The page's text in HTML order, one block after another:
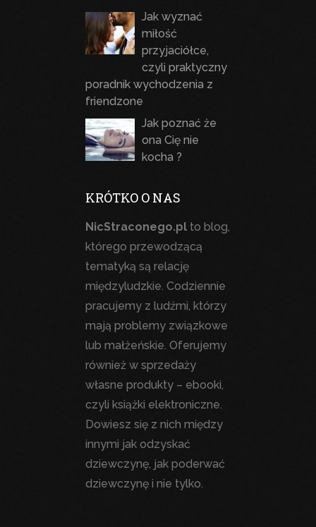
Jak wyznać
miłość
przyjaciółce,
czyli praktyczny
poradnik wychodzenia z
friendzone
Jak poznać że
ona Cię nie
kocha ?
KRÓTKO O NAS
NicStraconego.pl to blog,
którego przewodzącą
tematyką są relację
międzyludzkie. Codziennie
pracujemy z ludźmi, którzy
mają problemy związkowe
lub małżeńskie. Oferujemy
również w sprzedaży
własne produkty – ebooki,
czyli książki elektroniczne.
Dowiesz się z nich między
innymi jak odzyskać
dziewczynę, jak poderwać
dziewczynę i nie tylko.